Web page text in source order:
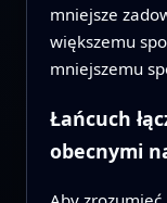
mniejsze
większemu
mniejszemu
Łańcuch
obecnymi